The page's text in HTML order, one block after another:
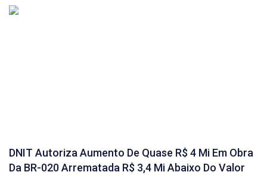
DNIT Autoriza Aumento De Quase R$ 4 Mi Em Obra
Da BR-020 Arrematada R$ 3,4 Mi Abaixo Do Valor